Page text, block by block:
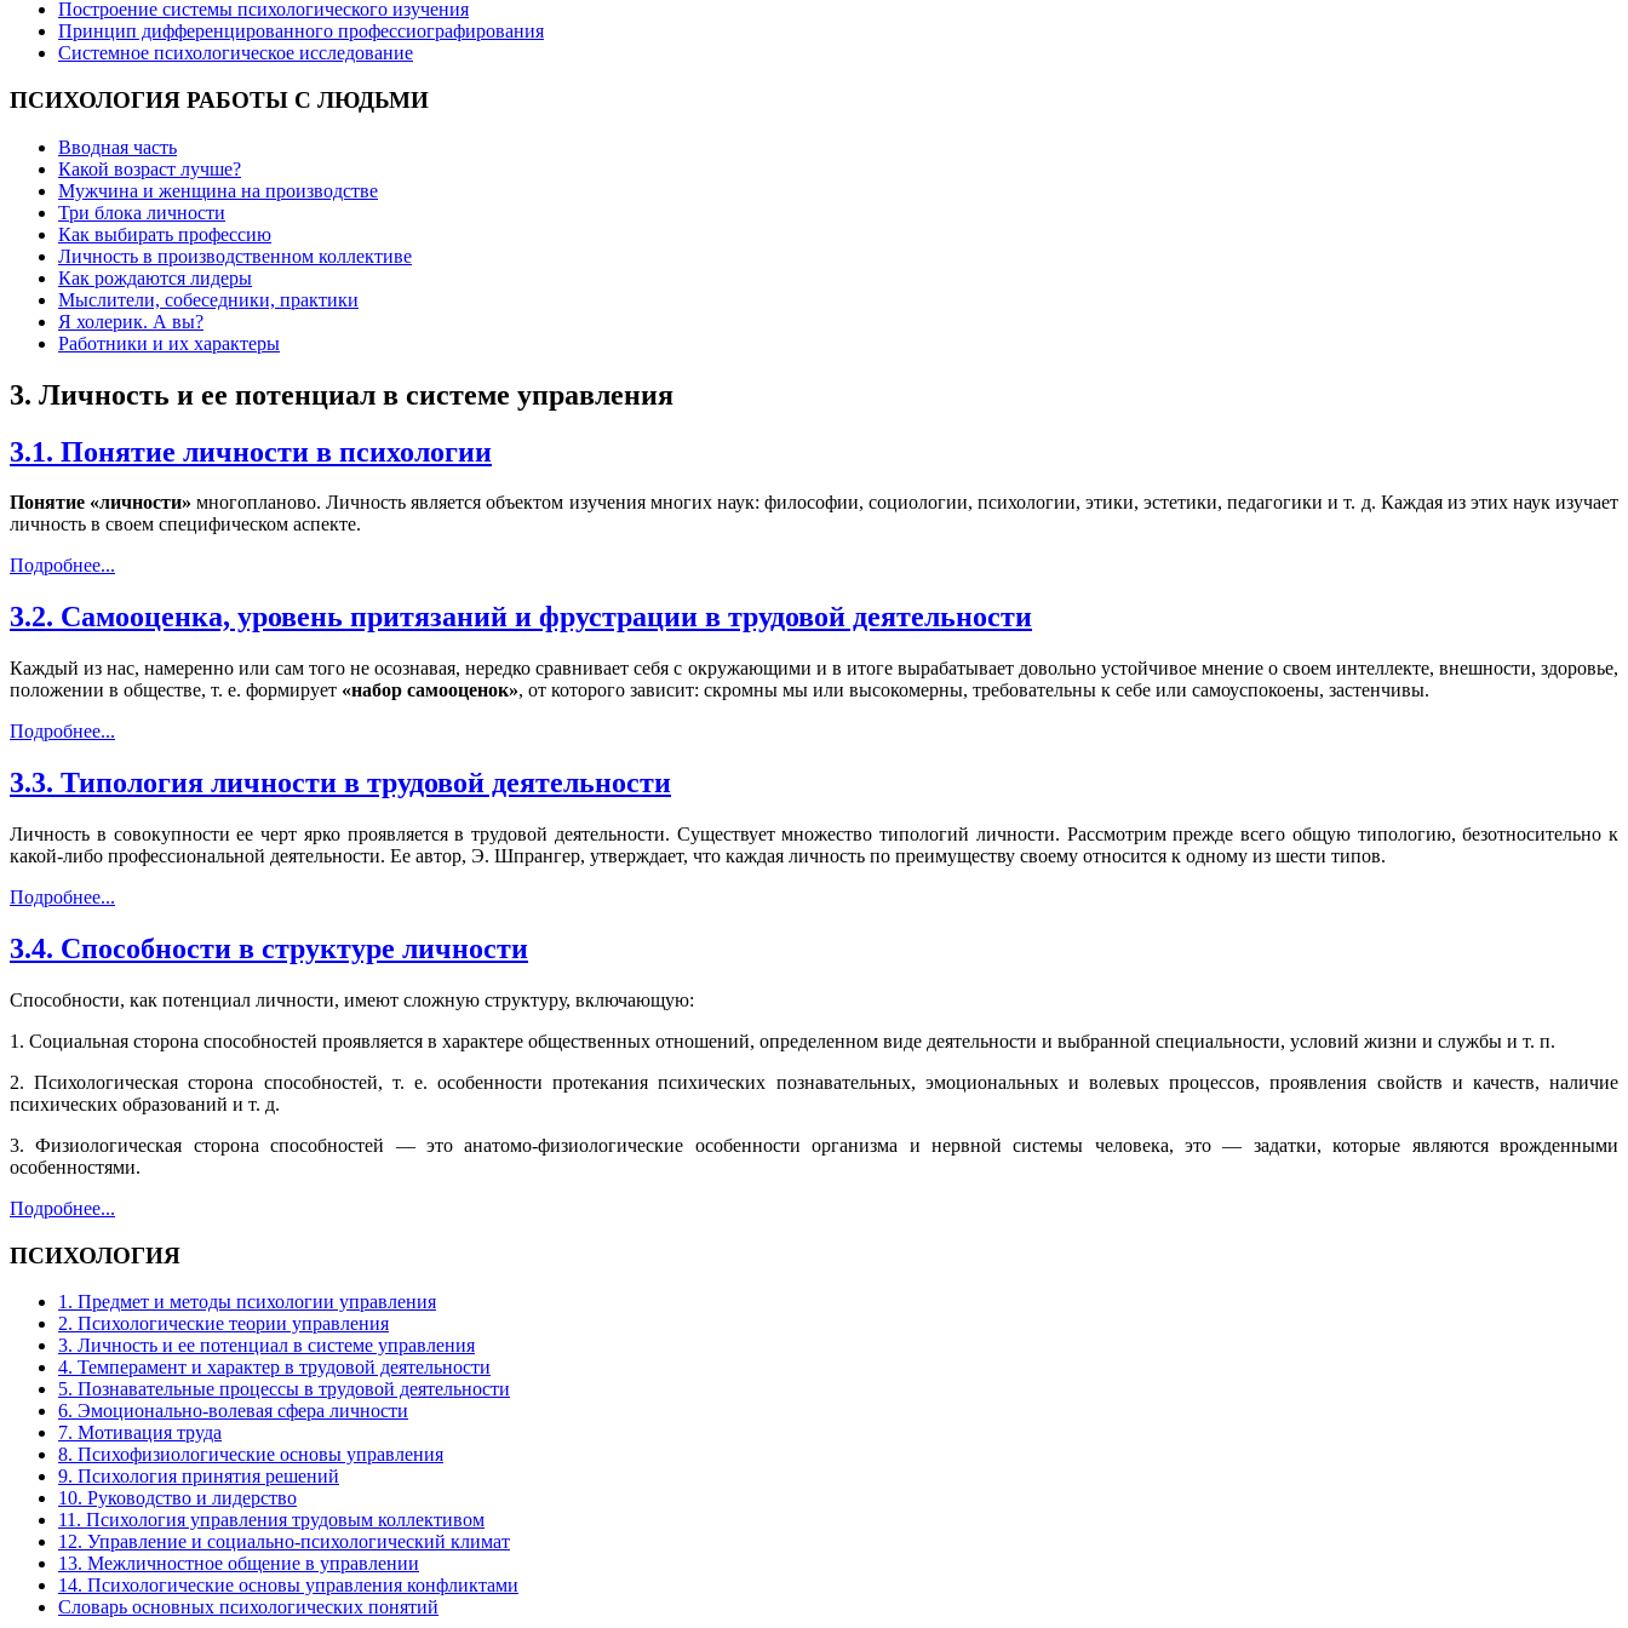
Построение системы психологического изучения
Принцип дифференцированного профессиографирования
Системное психологическое исследование
ПСИХОЛОГИЯ РАБОТЫ С ЛЮДЬМИ
Вводная часть
Какой возраст лучше?
Мужчина и женщина на производстве
Три блока личности
Как выбирать профессию
Личность в производственном коллективе
Как рождаются лидеры
Мыслители, собеседники, практики
Я холерик. А вы?
Работники и их характеры
3. Личность и ее потенциал в системе управления
3.1. Понятие личности в психологии
Понятие «личности» многопланово. Личность является объектом изучения многих наук: философии, социологии, психологии, этики, эстетики, педагогики и т. д. Каждая из этих наук изучает
личность в своем специфическом аспекте.
Подробнее...
3.2. Самооценка, уровень притязаний и фрустрации в трудовой деятельности
Каждый из нас, намеренно или сам того не осознавая, нередко сравнивает себя с окружающими и в итоге вырабатывает довольно устойчивое мнение о своем интеллекте, внешности, здоровье,
положении в обществе, т. е. формирует «набор самооценок», от которого зависит: скромны мы или высокомерны, требовательны к себе или самоуспокоены, застенчивы.
Подробнее...
3.3. Типология личности в трудовой деятельности
Личность в совокупности ее черт ярко проявляется в трудовой деятельности. Существует множество типологий личности. Рассмотрим прежде всего общую типологию, безотносительно к
какой-либо профессиональной деятельности. Ее автор, Э. Шпрангер, утверждает, что каждая личность по преимуществу своему относится к одному из шести типов.
Подробнее...
3.4. Способности в структуре личности
Способности, как потенциал личности, имеют сложную структуру, включающую:
1. Социальная сторона способностей проявляется в характере общественных отношений, определенном виде деятельности и выбранной специальности, условий жизни и службы и т. п.
2. Психологическая сторона способностей, т. е. особенности протекания психических познавательных, эмоциональных и волевых процессов, проявления свойств и качеств, наличие
психических образований и т. д.
3. Физиологическая сторона способностей — это анатомо-физиологические особенности организма и нервной системы человека, это — задатки, которые являются врожденными
особенностями.
Подробнее...
ПСИХОЛОГИЯ
1. Предмет и методы психологии управления
2. Психологические теории управления
3. Личность и ее потенциал в системе управления
4. Темперамент и характер в трудовой деятельности
5. Познавательные процессы в трудовой деятельности
6. Эмоционально-волевая сфера личности
7. Мотивация труда
8. Психофизиологические основы управления
9. Психология принятия решений
10. Руководство и лидерство
11. Психология управления трудовым коллективом
12. Управление и социально-психологический климат
13. Межличностное общение в управлении
14. Психологические основы управления конфликтами
Словарь основных психологических понятий